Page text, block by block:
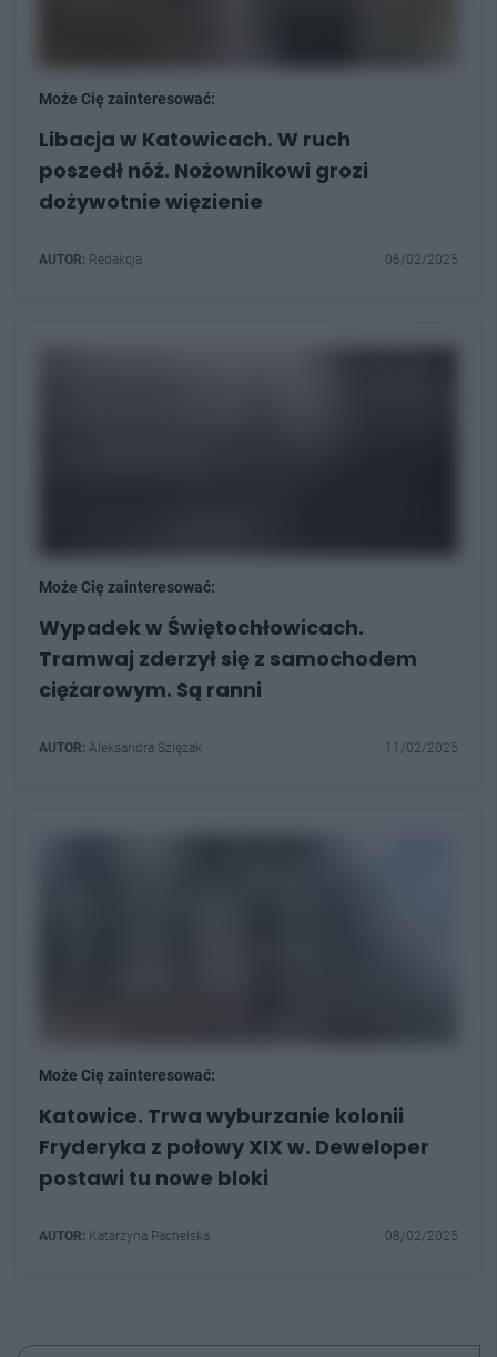
Może Cię zainteresować:
Libacja w Katowicach. W ruch
poszedł nóż. Nożownikowi grozi
dożywotnie więzienie
AUTOR: Redakcja 06/02/2025
Może Cię zainteresować:
Wypadek w Świętochłowicach.
Tramwaj zderzył się z samochodem
ciężarowym. Są ranni
AUTOR: Aleksandra Szlęzak 11/02/2025
Może Cię zainteresować:
Katowice. Trwa wyburzanie kolonii
Fryderyka z połowy XIX w. Deweloper
postawi tu nowe bloki
AUTOR: Katarzyna Pachelska 08/02/2025